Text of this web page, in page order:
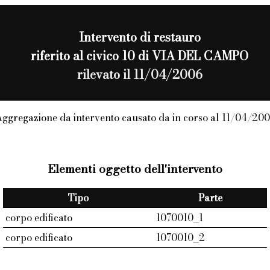
Intervento direstauro
riferito al civico 10 di VIA DEL CAMPO
rilevato il 11/04/2006
da intervento causato da in corso al 11/04/
Elementi oggetto dell'intervento
Tipo
Parte
corpo edificato
1070010_1
corpo edificato
1070010_2